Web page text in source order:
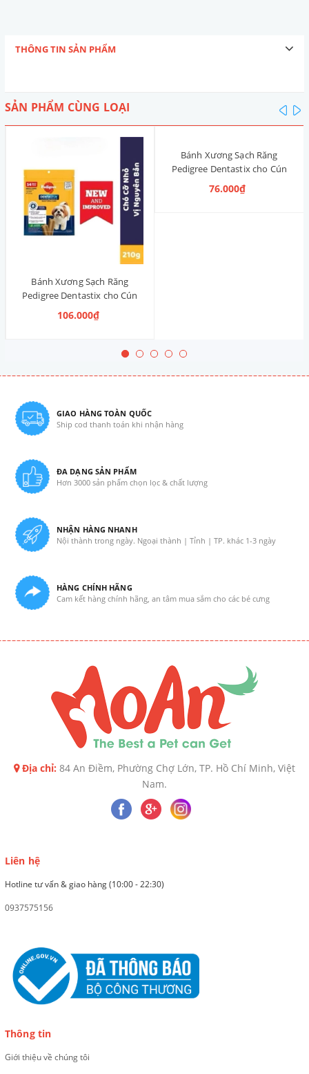
THÔNG TIN SẢN PHẨM
SẢN PHẨM CÙNG LOẠI
Bánh Xương Sạch Răng
Pedigree Dentastix cho Cún
vừa 210g (14 Thanh, Vị Truyền
Thống)
106.000₫
Bánh Xương Sạch Răng
Pedigree Dentastix cho Cún
nhỏ 120g (14 Thanh, Vị Truyền
Thống)
76.000₫
GIAO HÀNG TOÀN QUỐC
Ship cod thanh toán khi nhận hàng
ĐA DẠNG SẢN PHẨM
Hơn 3000 sản phẩm chọn lọc & chất lượng
NHẬN HÀNG NHANH
Nội thành trong ngày. Ngoại thành | Tỉnh | TP. khác 1-3 ngày
HÀNG CHÍNH HÃNG
Cam kết hàng chính hãng, an tâm mua sắm cho các bé cưng
Địa chỉ: 84 An Điềm, Phường Chợ Lớn, TP. Hồ Chí Minh, Việt
Nam.
Liên hệ
Hotline tư vấn & giao hàng (10:00 - 22:30)
0937575156
Thông tin
Giới thiệu về chúng tôi